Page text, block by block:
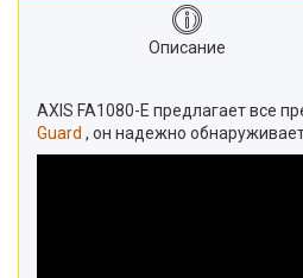
Описание
AXIS FA1080-E предлагает все
Guard , он надежно